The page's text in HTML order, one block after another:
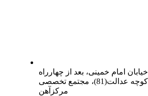
خیابان امام خمینی، بعد از چهارراه
شریف، نبش کوچه عدالت(81)، مجتمع تخصصی
مرکزآهن